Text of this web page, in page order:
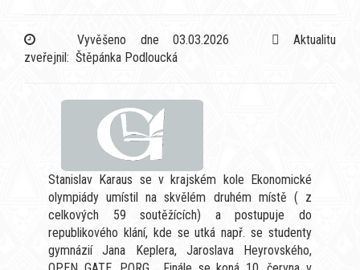
Vyvěšeno dne 03.03.2026
Aktualitu
zveřejnil: Štěpánka Podloucká
Stanislav Karaus se v krajském kole Ekonomické
olympiády umístil na skvělém druhém místě ( z
celkových 59 soutěžících) a postupuje do
republikového klání, kde se utká např. se studenty
gymnázií Jana Keplera, Jaroslava Heyrovského,